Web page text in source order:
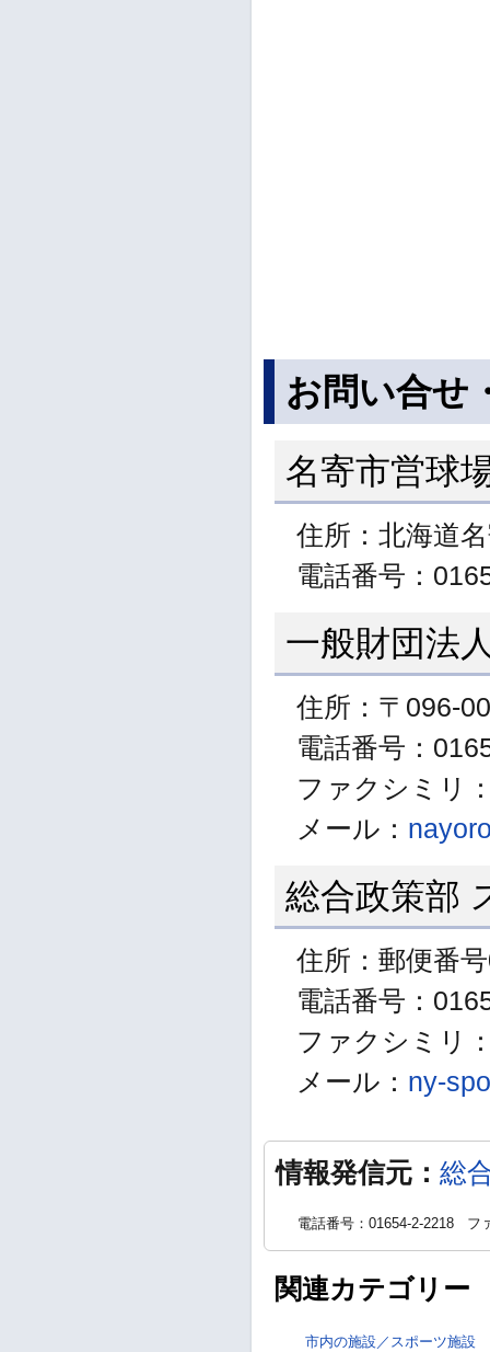
お問い合せ
名寄市営球
住所：北海道
電話番号：
一般財団法
住所：〒096-
電話番号：
ファクシミリ
メール：
総合政策部
住所：郵便番
電話番号：
ファクシミリ
メール： ny-
情報発信元： 総
電話番号：01654-2-2218 フ
関連カテゴリー
市内の施設／スポーツ施設